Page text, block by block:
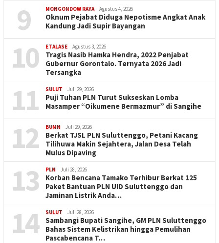
9 MONGONDOW RAYA Agustus 4, 2026
Oknum Pejabat Diduga Nepotisme Angkat Anak
Kandung Jadi Supir Bayangan
10 ETALASE Agustus 3, 2026
Tragis Nasib Hamka Hendra, 2022 Penjabat
Gubernur Gorontalo. Ternyata 2026 Jadi
Tersangka
11 SULUT Juli 29, 2026
Puji Tuhan PLN Turut Sukseskan Lomba
Masamper “Oikumene Bermazmur” di Sangihe
12 BUMN Juli 29, 2026
Berkat TJSL PLN Suluttenggo, Petani Kacang
Tilihuwa Makin Sejahtera, Jalan Desa Telah
Mulus Dipaving
13 PLN Juli 28, 2026
Korban Bencana Tamako Terhibur Berkat 125
Paket Bantuan PLN UID Suluttenggo dan
Jaminan Listrik Anda…
14 SULUT Juli 28, 2026
Sambangi Bupati Sangihe, GM PLN Suluttenggo
Bahas Sistem Kelistrikan hingga Pemulihan
Pascabencana T…